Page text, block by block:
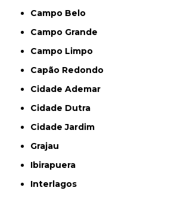
Campo Belo
Campo Grande
Campo Limpo
Capão Redondo
Cidade Ademar
Cidade Dutra
Cidade Jardim
Grajau
Ibirapuera
Interlagos